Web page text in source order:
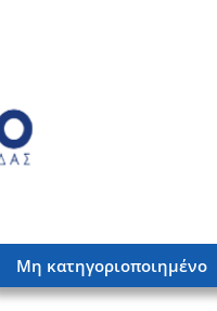
Μη κατηγοριοποιημένο